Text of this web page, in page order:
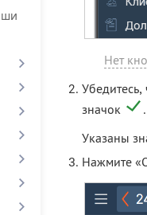
Нет
значок
.
Указаны
Нажмите